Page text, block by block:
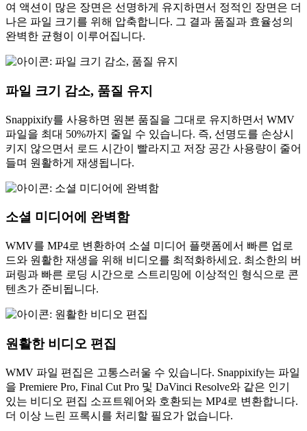
여 액션이 많은 장면은 선명하게 유지하면서 정적인 장면은 더
나은 파일 크기를 위해 압축합니다. 그 결과 품질과 효율성의
완벽한 균형이 이루어집니다.
파일 크기 감소, 품질 유지
Snappixify를 사용하면 원본 품질을 그대로 유지하면서 WMV
파일을 최대 50%까지 줄일 수 있습니다. 즉, 선명도를 손상시
키지 않으면서 로드 시간이 빨라지고 저장 공간 사용량이 줄어
들며 원활하게 재생됩니다.
소셜 미디어에 완벽함
WMV를 MP4로 변환하여 소셜 미디어 플랫폼에서 빠른 업로
드와 원활한 재생을 위해 비디오를 최적화하세요. 최소한의 버
퍼링과 빠른 로딩 시간으로 스트리밍에 이상적인 형식으로 콘
텐츠가 준비됩니다.
원활한 비디오 편집
WMV 파일 편집은 고통스러울 수 있습니다. Snappixify는 파일
을 Premiere Pro, Final Cut Pro 및 DaVinci Resolve와 같은 인기
있는 비디오 편집 소프트웨어와 호환되는 MP4로 변환합니다.
더 이상 느린 프록시를 처리할 필요가 없습니다.